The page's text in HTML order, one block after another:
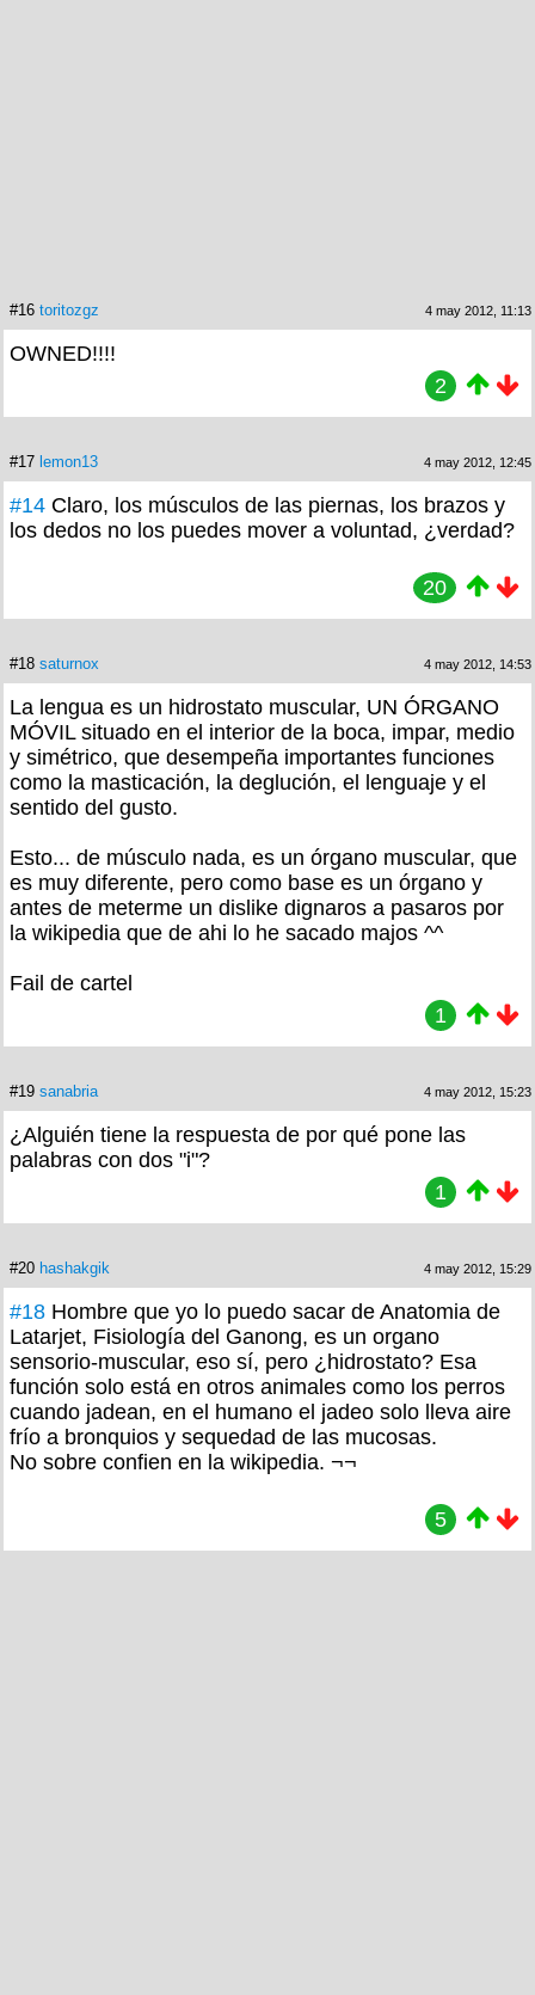
#16 toritozgz 4 may 2012, 11:13
OWNED!!!!
2
#17 lemon13 4 may 2012, 12:45
#14 Claro, los músculos de las piernas, los brazos y
los dedos no los puedes mover a voluntad, ¿verdad?
20
#18 saturnox 4 may 2012, 14:53
La lengua es un hidrostato muscular, UN ÓRGANO
MÓVIL situado en el interior de la boca, impar, medio
y simétrico, que desempeña importantes funciones
como la masticación, la deglución, el lenguaje y el
sentido del gusto.
Esto... de músculo nada, es un órgano muscular, que
es muy diferente, pero como base es un órgano y
antes de meterme un dislike dignaros a pasaros por
la wikipedia que de ahi lo he sacado majos ^^
Fail de cartel
1
#19 sanabria 4 may 2012, 15:23
¿Alguién tiene la respuesta de por qué pone las
palabras con dos "i"?
1
#20 hashakgik 4 may 2012, 15:29
#18 Hombre que yo lo puedo sacar de Anatomia de
Latarjet, Fisiología del Ganong, es un organo
sensorio-muscular, eso sí, pero ¿hidrostato? Esa
función solo está en otros animales como los perros
cuando jadean, en el humano el jadeo solo lleva aire
frío a bronquios y sequedad de las mucosas.
No sobre confien en la wikipedia. ¬¬
5